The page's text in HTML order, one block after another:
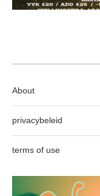
About
privacybeleid
terms of use